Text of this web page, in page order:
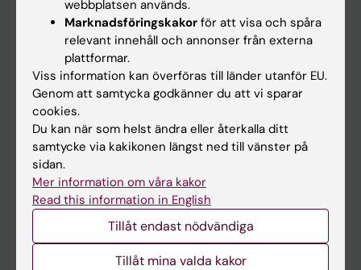
Schema
Studentmejlen
Kurs- och programwebbar
Student på KI
Medarbetare
Medarbetarportalen
webbplatsen används.
Marknadsföringskakor för att visa och spåra
relevant innehåll och annonser från externa
plattformar.
Viss information kan överföras till länder utanför EU.
Genom att samtycka godkänner du att vi sparar
cookies.
Du kan när som helst ändra eller återkalla ditt
samtycke via kakikonen längst ned till vänster på
sidan.
Mer information om våra kakor
Read this information in English
Tillåt endast nödvändiga
Tillåt mina valda kakor